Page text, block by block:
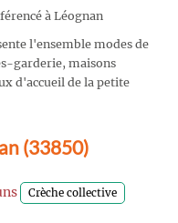
à Léognan
l'ensemble modes de
garderie, maisons
d'accueil de la petite
(33850)
Crèche collective